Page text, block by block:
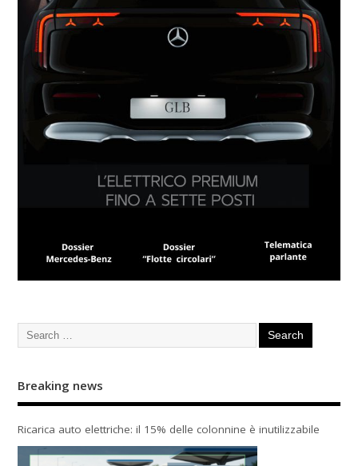
Breaking news
Ricarica auto elettriche: il 15% delle colonnine è inutilizzabile